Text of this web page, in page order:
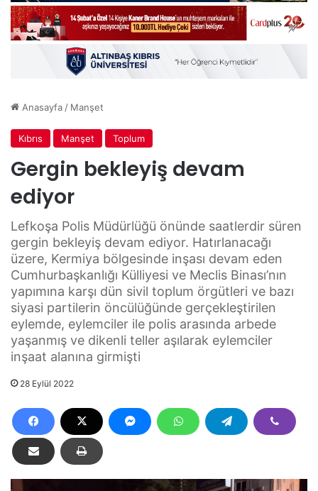
Anasayfa / Manşet
Kıbrıs Manşet Toplum
Gergin bekleyiş devam
ediyor
Lefkoşa Polis Müdürlüğü önünde saatlerdir süren
gergin bekleyiş devam ediyor. Hatırlanacağı
üzere, Kermiya bölgesinde inşası devam eden
Cumhurbaşkanlığı Külliyesi ve Meclis Binası’nın
yapımına karşı dün sivil toplum örgütleri ve bazı
siyasi partilerin öncülüğünde gerçekleştirilen
eylemde, eylemciler ile polis arasında arbede
yaşanmış ve dikenli teller aşılarak eylemciler
inşaat alanına girmişti
28 Eylül 2022